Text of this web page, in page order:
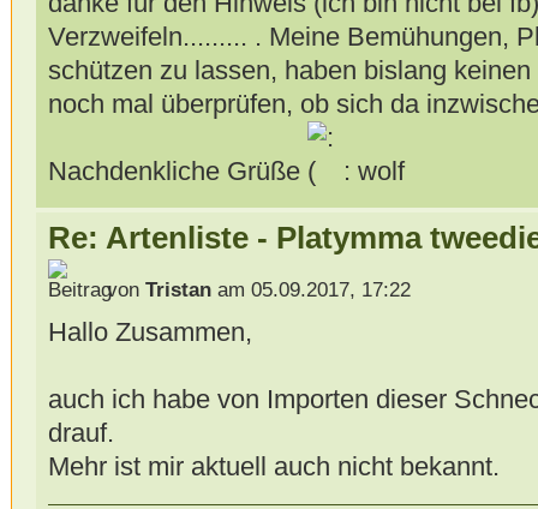
Verzweifeln......... . Meine Bemühungen,
schützen zu lassen, haben bislang
noch mal überprüfen, ob sich da
Nachdenkliche Grüße : wolf
Re: Artenliste - Platymma
von Tristanam 05.09.2017, 17:22
Hallo Zusammen,
auch ich habe von Importen dieser
drauf.
Mehr ist mir aktuell auch nicht bekannt.